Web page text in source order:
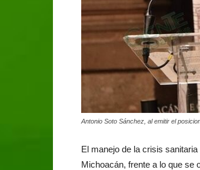
Antonio Soto Sánchez, al emitir el
El manejo de la crisis
Michoacán, frente a lo que se